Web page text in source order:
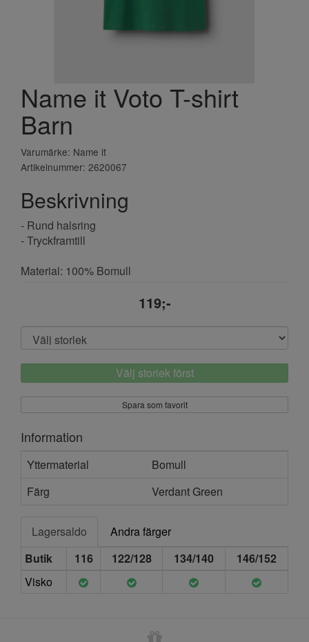
Name it Voto T-shirt
Barn
Varumärke: Name it
Artikelnummer: 2620067
Beskrivning
- Rund halsring
- Tryckframtill
Material: 100% Bomull
119;-
Välj storlek först
Spara som favorit
Information
Yttermaterial
Bomull
Färg
Verdant Green
Lagersaldo
Andra färger
Butik
116 122/128 134/140
146/152
Visko